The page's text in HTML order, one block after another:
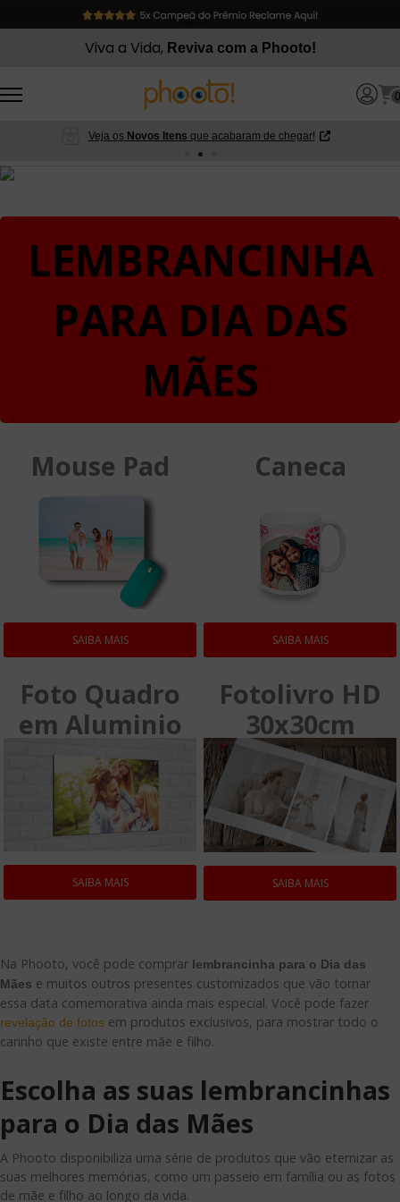
Viva a Vida, Reviva com a Phooto!
0
Veja osNovos Itens que acabaram de chegar!
LEMBRANCINHA
PARA DIA DAS
MÃES
Mouse Pad
SAIBA MAIS
Caneca
SAIBA MAIS
Foto Quadro
em Aluminio
SAIBA MAIS
Fotolivro HD
30x30cm
SAIBA MAIS
Na Phooto, você pode comprar lembrancinha para o Dia das
Mães e muitos outros presentes customizados que vão tornar
essa data comemorativa ainda mais especial. Você pode fazer
revelação de fotos em produtos exclusivos, para mostrar todo o
carinho que existe entre mãe e filho.
Escolha as suas lembrancinhas
para o Dia das Mães
A Phooto disponibiliza uma série de produtos que vão eternizar as
suas melhores memórias, como um passeio em família ou as fotos
de mãe e filho ao longo da vida.